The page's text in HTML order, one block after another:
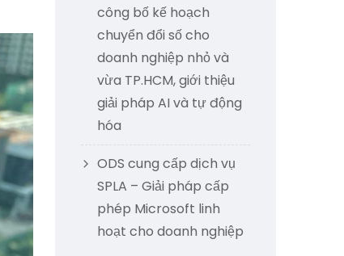
công bố kế hoạch
chuyển đổi số cho
doanh nghiệp nhỏ và
vừa TP.HCM, giới thiệu
giải pháp AI và tự động
hóa
ODS cung cấp dịch vụ
SPLA – Giải pháp cấp
phép Microsoft linh
hoạt cho doanh nghiệp